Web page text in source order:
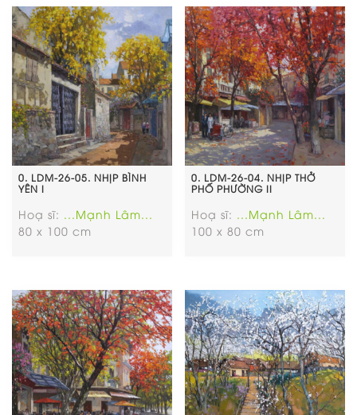
0. LDM-26-05. NHỊP BÌNH
YÊN I
Hoạ sĩ: ...Mạnh Lâm...
80 x 100 cm
0. LDM-26-04. NHỊP THỞ
PHỐ PHƯỜNG II
Hoạ sĩ: ...Mạnh Lâm...
100 x 80 cm